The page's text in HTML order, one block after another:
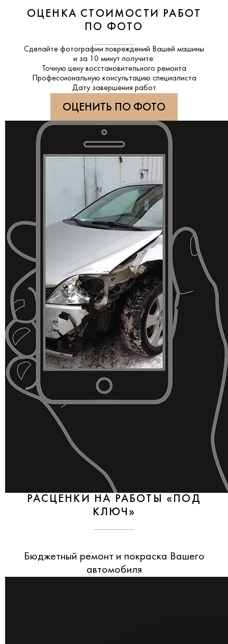
ОЦЕНКА СТОИМОСТИ РАБОТ
ПО ФОТО
Сделайте фотографии повреждений Вашей машины
и за 10 минут получите:
Точную цену восстановительного ремонта
Профессиональную консультацию специалиста
Дату завершения работ
ОЦЕНИТЬ ПО ФОТО
РАСЦЕНКИ НА РАБОТЫ «ПОД
КЛЮЧ»
Бюджетный ремонт и покраска Вашего
автомобиля